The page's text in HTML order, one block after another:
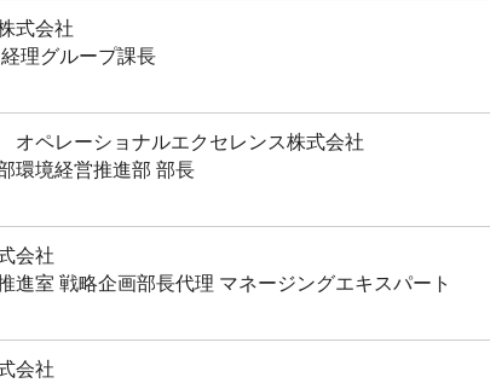
式会社
理グループ課長
ペレーショナルエクセレンス株式会社
環境経営推進部 部長
会社
進室 戦略企画部長代理 マネージングエキスパート
会社